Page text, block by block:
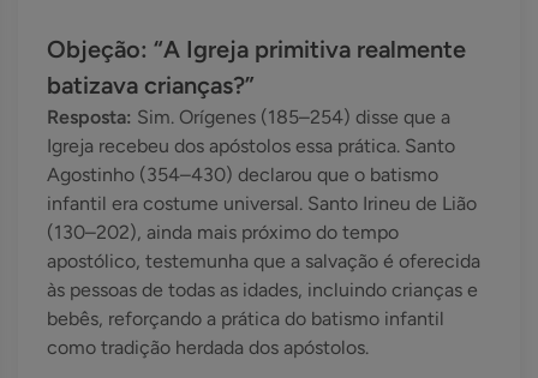
Objeção: “A Igreja primitiva realmente
batizava crianças?”
Resposta: Sim. Orígenes (185–254) disse que a
Igreja recebeu dos apóstolos essa prática. Santo
Agostinho (354–430) declarou que o batismo
infantil era costume universal. Santo Irineu de Lião
(130–202), ainda mais próximo do tempo
apostólico, testemunha que a salvação é oferecida
às pessoas de todas as idades, incluindo crianças e
bebês, reforçando a prática do batismo infantil
como tradição herdada dos apóstolos.